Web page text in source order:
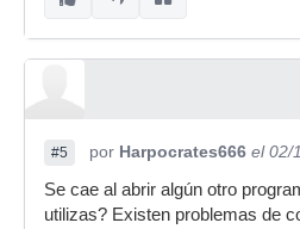
#5 por Harpocrates666 el 02/
Se cae al abrir algún otro
utilizas? Existen problemas de